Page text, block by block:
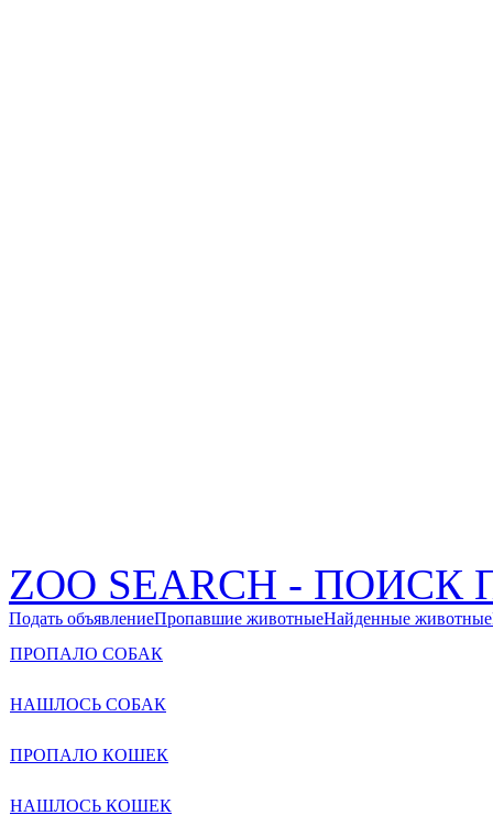
ZOO SEARCH -
Подать объявлениеПропавшие животныеНайденные животные
ПРОПАЛО СОБАК
НАШЛОСЬ СОБАК
ПРОПАЛО КОШЕК
НАШЛОСЬ КОШЕК